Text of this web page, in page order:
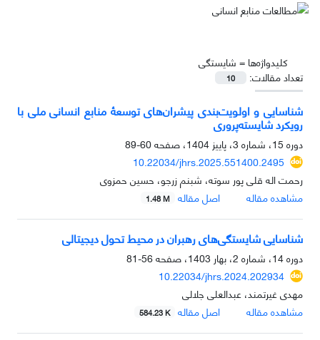
کلیدواژه‌ها = شایستگی
تعداد مقالات:
10
شناسایی و اولویت‌‌بندی پیشران‌‌های توسعۀ منابع انسانی ملی با
رویکرد شایسته‌‌پروری
دوره 15، شماره 3، پاییز 1404، صفحه
60-89
10.22034/jhrs.2025.551400.2495
رحمت اله قلی پور سوته، شبنم زرجو، حسین حمزوی
مشاهده مقاله
اصل مقاله 1.48 M
شناسایی شایستگی‌های رهبران در محیط تحول دیجیتالی
دوره 14، شماره 2، بهار 1403، صفحه
56-81
10.22034/jhrs.2024.202934
مهدی غیرتمند، عبدالعلی جلالی
مشاهده مقاله
اصل مقاله 584.23 K